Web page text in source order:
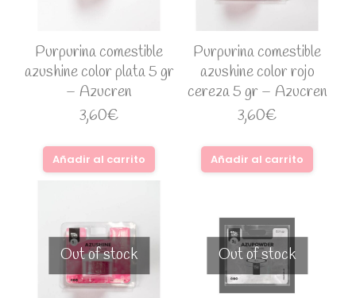
Purpurina comestible
azushine color plata 5 gr
– Azucren
3,60€
Añadir al carrito
Purpurina comestible
azushine color rojo
cereza 5 gr – Azucren
3,60€
Añadir al carrito
Out of stock Out of stock